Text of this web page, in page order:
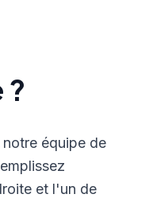
?
équipe de
et l'un de